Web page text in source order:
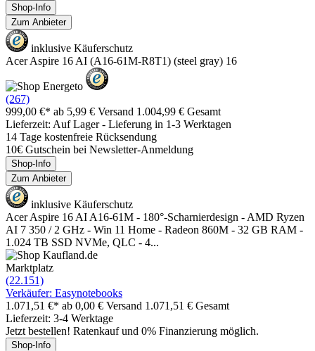
Shop-Info
Zum Anbieter
inklusive Käuferschutz
Acer Aspire 16 AI (A16-61M-R8T1) (steel gray) 16
(267)
999,00 €* ab 5,99 € Versand 1.004,99 € Gesamt
Lieferzeit: Auf Lager - Lieferung in 1-3 Werktagen
14 Tage kostenfreie Rücksendung
10€ Gutschein bei Newsletter-Anmeldung
Shop-Info
Zum Anbieter
inklusive Käuferschutz
Acer Aspire 16 AI A16-61M - 180°-Scharnierdesign - AMD Ryzen
AI 7 350 / 2 GHz - Win 11 Home - Radeon 860M - 32 GB RAM -
1.024 TB SSD NVMe, QLC - 4...
Marktplatz
(22.151)
Verkäufer: Easynotebooks
1.071,51 €* ab 0,00 € Versand 1.071,51 € Gesamt
Lieferzeit: 3-4 Werktage
Jetzt bestellen! Ratenkauf und 0% Finanzierung möglich.
Shop-Info